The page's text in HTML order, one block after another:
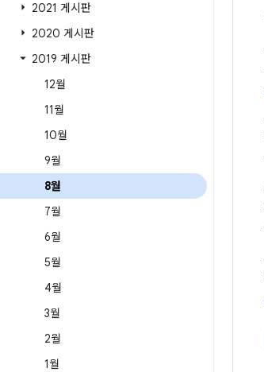
2021 게시판
2020 게시판
2019 게시판
12월
11월
10월
9월
8월
7월
6월
5월
4월
3월
2월
1월